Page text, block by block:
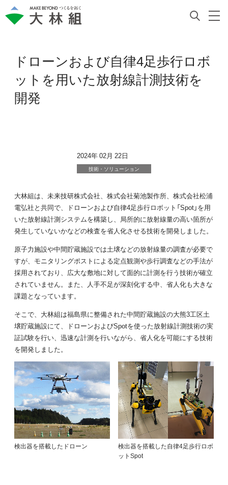
ドローンおよび自律4足歩行ロボ
ットを用いた放射線計測技術を
開発
2024年 02月 22日
技術・ソリューション
大林組は、未来技研株式会社、株式会社菊池製作所、株式会社松浦
電弘社と共同で、ドローンおよび自律4足歩行ロボット「Spot」を用
いた放射線計測システムを構築し、局所的に放射線量の高い箇所が
発生していないかなどの検査を省人化させる技術を開発しました。
原子力施設や中間貯蔵施設では土壌などの放射線量の調査が必要で
すが、モニタリングポストによる定点観測や歩行調査などの手法が
採用されており、広大な敷地に対して面的に計測を行う技術が確立
されていません。また、人手不足が深刻化する中、省人化も大きな
課題となっています。
そこで、大林組は福島県に整備された中間貯蔵施設の大熊3工区土
壌貯蔵施設にて、ドローンおよびSpotを使った放射線計測技術の実
証試験を行い、迅速な計測を行いながら、省人化を可能にする技術
を開発しました。
検出器を搭載したドローン
検出器を搭載した自律4足歩行ロボ
ットSpot